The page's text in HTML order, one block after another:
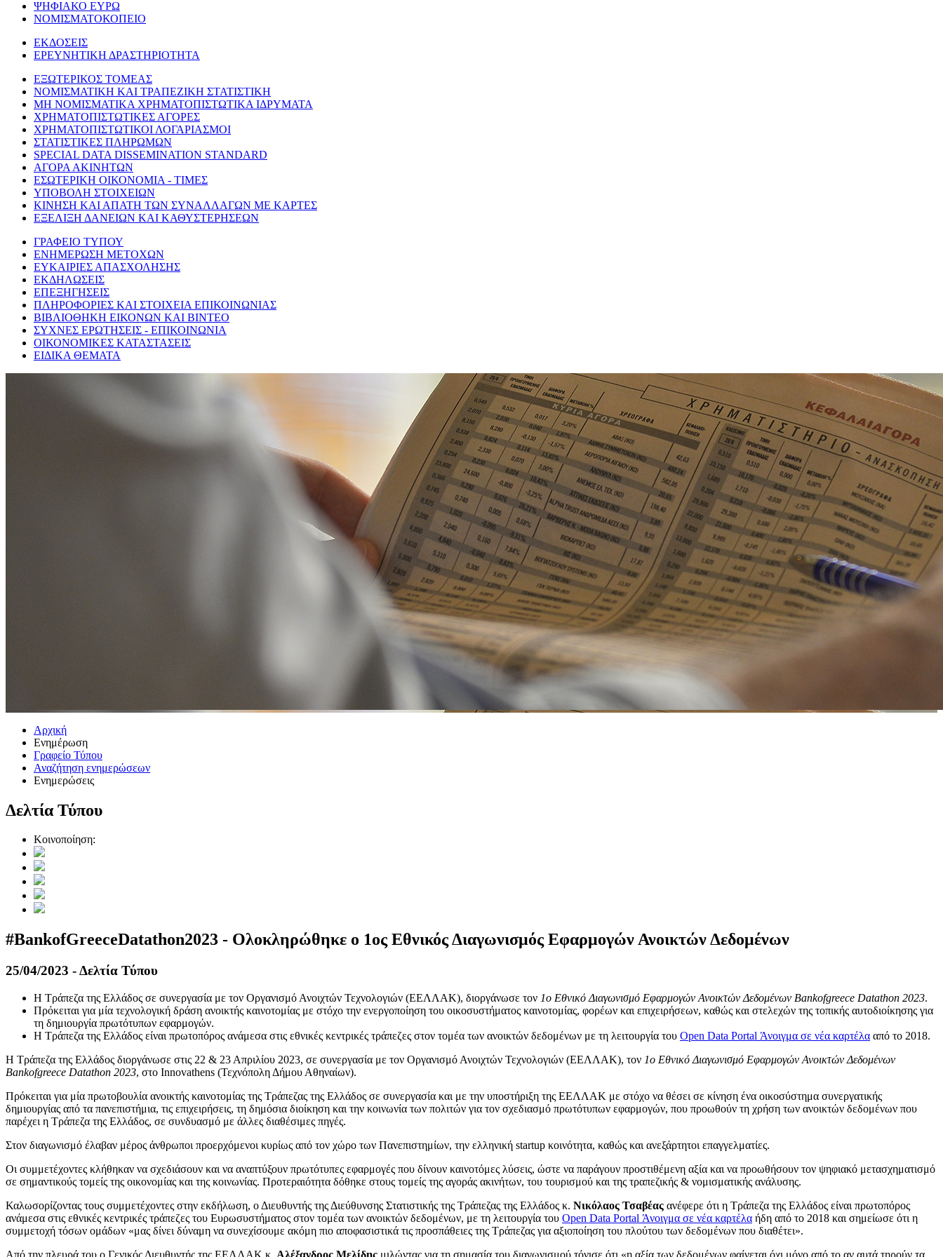
ΨΗΦΙΑΚΟ ΕΥΡΩ
ΝΟΜΙΣΜΑΤΟΚΟΠΕΙΟ
ΕΚΔΟΣΕΙΣ
ΕΡΕΥΝΗΤΙΚΗ ΔΡΑΣΤΗΡΙΟΤΗΤΑ
ΕΞΩΤΕΡΙΚΟΣ ΤΟΜΕΑΣ
ΝΟΜΙΣΜΑΤΙΚΗ ΚΑΙ ΤΡΑΠΕΖΙΚΗ ΣΤΑΤΙΣΤΙΚΗ
ΜΗ ΝΟΜΙΣΜΑΤΙΚΑ ΧΡΗΜΑΤΟΠΙΣΤΩΤΙΚΑ ΙΔΡΥΜΑΤΑ
ΧΡΗΜΑΤΟΠΙΣΤΩΤΙΚΕΣ ΑΓΟΡΕΣ
ΧΡΗΜΑΤΟΠΙΣΤΩΤΙΚΟΙ ΛΟΓΑΡΙΑΣΜΟΙ
ΣΤΑΤΙΣΤΙΚΕΣ ΠΛΗΡΩΜΩΝ
SPECIAL DATA DISSEMINATION STANDARD
ΑΓΟΡΑ ΑΚΙΝΗΤΩΝ
ΕΣΩΤΕΡΙΚΗ ΟΙΚΟΝΟΜΙΑ - ΤΙΜΕΣ
ΥΠΟΒΟΛΗ ΣΤΟΙΧΕΙΩΝ
ΚΙΝΗΣΗ ΚΑΙ ΑΠΑΤΗ ΤΩΝ ΣΥΝΑΛΛΑΓΩΝ ΜΕ ΚΑΡΤΕΣ
ΕΞΕΛΙΞΗ ΔΑΝΕΙΩΝ ΚΑΙ ΚΑΘΥΣΤΕΡΗΣΕΩΝ
ΓΡΑΦΕΙΟ ΤΥΠΟΥ
ΕΝΗΜΕΡΩΣΗ ΜΕΤΟΧΩΝ
ΕΥΚΑΙΡΙΕΣ ΑΠΑΣΧΟΛΗΣΗΣ
ΕΚΔΗΛΩΣΕΙΣ
ΕΠΕΞΗΓΗΣΕΙΣ
ΠΛΗΡΟΦΟΡΙΕΣ ΚΑΙ ΣΤΟΙΧΕΙΑ ΕΠΙΚΟΙΝΩΝΙΑΣ
ΒΙΒΛΙΟΘΗΚΗ ΕΙΚΟΝΩΝ ΚΑΙ ΒΙΝΤΕΟ
ΣΥΧΝΕΣ ΕΡΩΤΗΣΕΙΣ - ΕΠΙΚΟΙΝΩΝΙΑ
ΟΙΚΟΝΟΜΙΚΕΣ ΚΑΤΑΣΤΑΣΕΙΣ
ΕΙΔΙΚΑ ΘΕΜΑΤΑ
Αρχική
Ενημέρωση
Γραφείο Τύπου
Αναζήτηση ενημερώσεων
Ενημερώσεις
Δελτία Τύπου
Κοινοποίηση:
#BankofGreeceDatathon2023 - Ολοκληρώθηκε ο 1ος Εθνικός Διαγωνισμός Εφαρμογών Ανοικτών Δεδομένων
25/04/2023 - Δελτία Τύπου
Η Τράπεζα της Ελλάδος σε συνεργασία με τον Οργανισμό Ανοιχτών Τεχνολογιών (ΕΕΛΛΑΚ), διοργάνωσε τον 1ο Εθνικό Διαγωνισμό Εφαρμογών Ανοικτών Δεδομένων Bankofgreece Datathon 2023.
Πρόκειται για μία τεχνολογική δράση ανοικτής καινοτομίας με στόχο την ενεργοποίηση του οικοσυστήματος καινοτομίας, φορέων και επιχειρήσεων, καθώς και στελεχών της τοπικής αυτοδιοίκησης για
τη δημιουργία πρωτότυπων εφαρμογών.
Η Τράπεζα της Ελλάδος είναι πρωτοπόρος ανάμεσα στις εθνικές κεντρικές τράπεζες στον τομέα των ανοικτών δεδομένων με τη λειτουργία του Open Data Portal Άνοιγμα σε νέα καρτέλα από το 2018.
Η Τράπεζα της Ελλάδος διοργάνωσε στις 22 & 23 Απριλίου 2023, σε συνεργασία με τον Οργανισμό Ανοιχτών Τεχνολογιών (ΕΕΛΛΑΚ), τον 1ο Εθνικό Διαγωνισμό Εφαρμογών Ανοικτών Δεδομένων
Bankofgreece Datathon 2023, στο Innovathens (Τεχνόπολη Δήμου Αθηναίων).
Πρόκειται για μία πρωτοβουλία ανοικτής καινοτομίας της Τράπεζας της Ελλάδος σε συνεργασία και με την υποστήριξη της ΕΕΛΛΑΚ με στόχο να θέσει σε κίνηση ένα οικοσύστημα συνεργατικής
δημιουργίας από τα πανεπιστήμια, τις επιχειρήσεις, τη δημόσια διοίκηση και την κοινωνία των πολιτών για τον σχεδιασμό πρωτότυπων εφαρμογών, που προωθούν τη χρήση των ανοικτών δεδομένων που
παρέχει η Τράπεζα της Ελλάδος, σε συνδυασμό με άλλες διαθέσιμες πηγές.
Στον διαγωνισμό έλαβαν μέρος άνθρωποι προερχόμενοι κυρίως από τον χώρο των Πανεπιστημίων, την ελληνική startup κοινότητα, καθώς και ανεξάρτητοι επαγγελματίες.
Οι συμμετέχοντες κλήθηκαν να σχεδιάσουν και να αναπτύξουν πρωτότυπες εφαρμογές που δίνουν καινοτόμες λύσεις, ώστε να παράγουν προστιθέμενη αξία και να προωθήσουν τον ψηφιακό μετασχηματισμό
σε σημαντικούς τομείς της οικονομίας και της κοινωνίας. Προτεραιότητα δόθηκε στους τομείς της αγοράς ακινήτων, του τουρισμού και της τραπεζικής & νομισματικής ανάλυσης.
Καλωσορίζοντας τους συμμετέχοντες στην εκδήλωση, ο Διευθυντής της Διεύθυνσης Στατιστικής της Τράπεζας της Ελλάδος κ. Νικόλαος Τσαβέας ανέφερε ότι η Τράπεζα της Ελλάδος είναι πρωτοπόρος
ανάμεσα στις εθνικές κεντρικές τράπεζες του Ευρωσυστήματος στον τομέα των ανοικτών δεδομένων, με τη λειτουργία του Open Data Portal Άνοιγμα σε νέα καρτέλα ήδη από το 2018 και σημείωσε ότι η
συμμετοχή τόσων ομάδων «μας δίνει δύναμη να συνεχίσουμε ακόμη πιο αποφασιστικά τις προσπάθειες της Τράπεζας για αξιοποίηση του πλούτου των δεδομένων που διαθέτει».
Από την πλευρά του ο Γενικός Διευθυντής της ΕΕΛΛΑΚ κ. Αλέξανδρος Μελίδης μιλώντας για τη σημασία του διαγωνισμού τόνισε ότι «η αξία των δεδομένων φαίνεται όχι μόνο από το αν αυτά τηρούν τα